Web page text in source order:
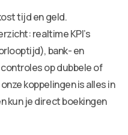
tijd en geld.
realtime KPI’s
bank- en
op dubbele of
koppelingen is alles in
kun je direct boekingen